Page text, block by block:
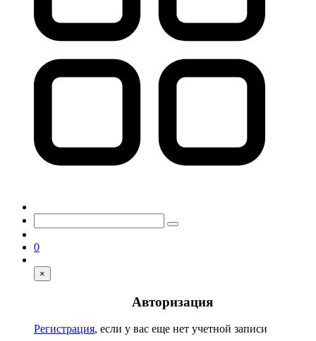
0
×
Авторизация
Регистрация, если у вас еще нет учетной записи